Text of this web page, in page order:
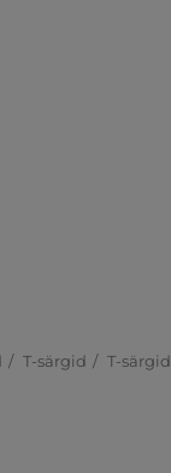
T-särgid T-särgid